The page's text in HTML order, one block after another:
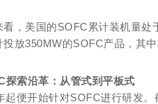
看，美国的SOFC累计装机量
放350MW的SOFC产品，其
探索沿革：从管式到平板式
起便开始针对SOFC进行研发